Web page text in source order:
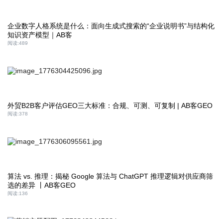
企业数字人格系统是什么：面向生成式搜索的“企业说明书”与结构化
知识资产模型｜AB客
阅读:489
外贸B2B客户评估GEO三大标准：合规、可测、可复制 | AB客GEO
阅读:378
算法 vs. 推理：揭秘 Google 算法与 ChatGPT 推理逻辑对供应商筛
选的差异 丨AB客GEO
阅读:136